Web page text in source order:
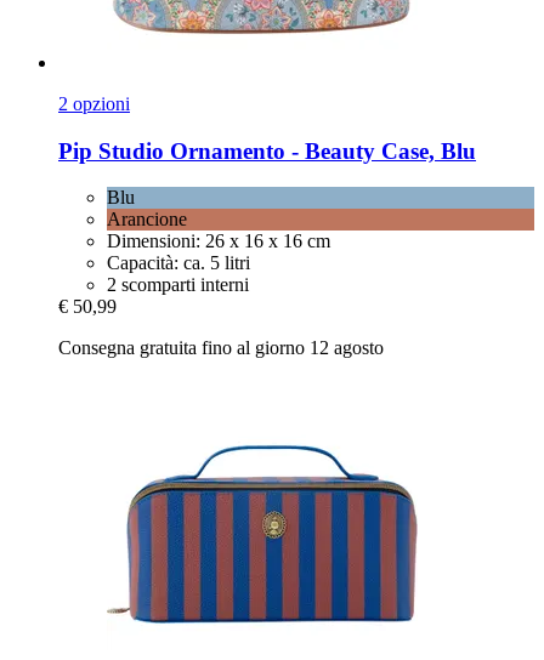
2 opzioni
Pip Studio Ornamento -​ Beauty Case, Blu
Blu
Arancione
Dimensioni: 26 x 16 x 16 cm
Capacità: ca. 5 litri
2 scomparti interni
€ 50,99
Consegna gratuita fino al giorno 12 agosto